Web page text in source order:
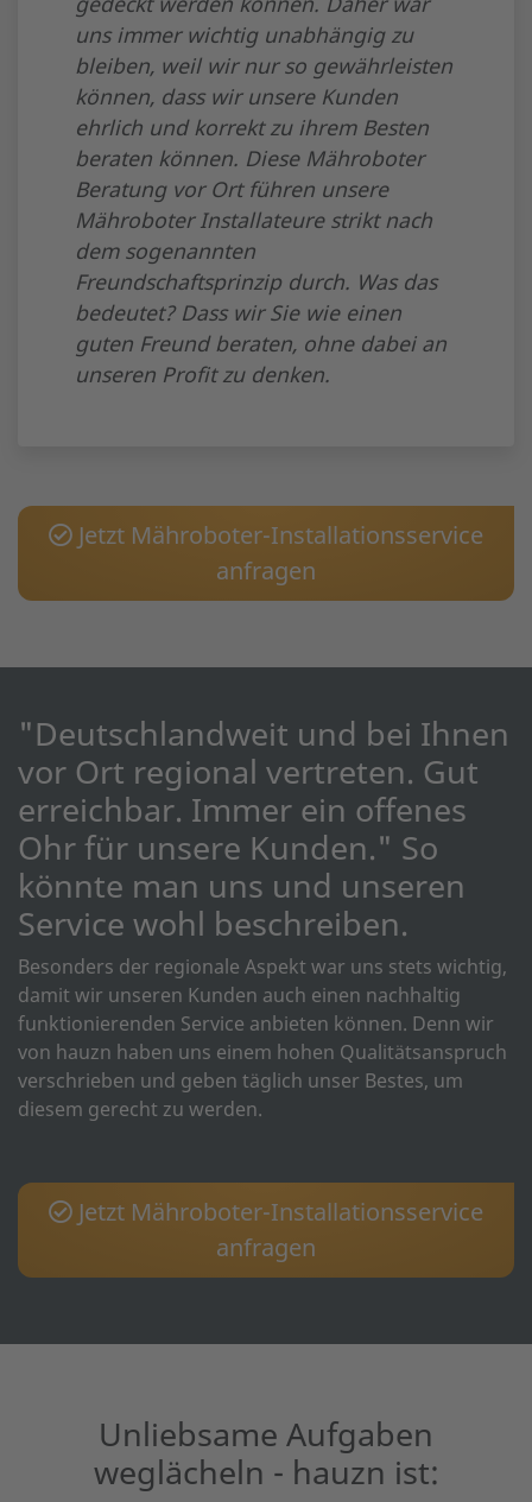
uns immer wichtig unabhängig zu
bleiben, weil wir nur so gewährleisten
können, dass wir unsere Kunden
ehrlich und korrekt zu ihrem Besten
beraten können. Diese Mähroboter
Beratung vor Ort führen unsere
Mähroboter Installateure strikt nach
dem sogenannten
Freundschaftsprinzip durch. Was das
bedeutet? Dass wir Sie wie einen
guten Freund beraten, ohne dabei an
unseren Profit zu denken.
Jetzt Mähroboter-Installationsservice
anfragen
"Deutschlandweit und bei Ihnen
vor Ort regional vertreten. Gut
erreichbar. Immer ein offenes
Ohr für unsere Kunden." So
könnte man uns und unseren
Service wohl beschreiben.
Besonders der regionale Aspekt war uns stets wichtig,
damit wir unseren Kunden auch einen nachhaltig
funktionierenden Service anbieten können. Denn wir
von hauzn haben uns einem hohen Qualitätsanspruch
verschrieben und geben täglich unser Bestes, um
diesem gerecht zu werden.
Jetzt Mähroboter-Installationsservice
anfragen
Unliebsame Aufgaben
weglächeln - hauzn ist: